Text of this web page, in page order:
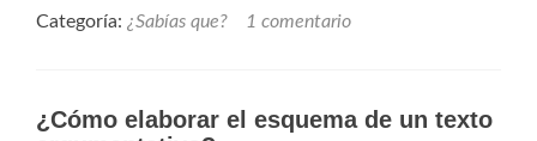
Categoría: ¿Sabías que? 1 comentario
¿Cómo elaborar el esquema de un texto